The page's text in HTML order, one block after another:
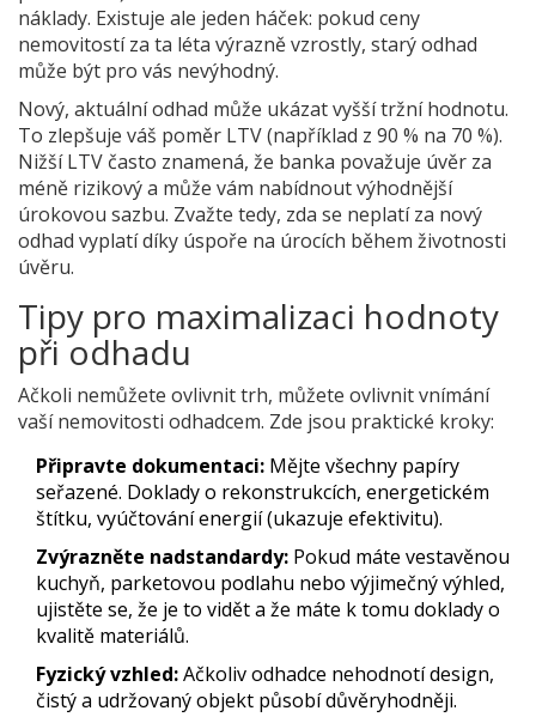
náklady. Existuje ale jeden háček: pokud ceny
nemovitostí za ta léta výrazně vzrostly, starý odhad
může být pro vás nevýhodný.
Nový, aktuální odhad může ukázat vyšší tržní hodnotu.
To zlepšuje váš poměr LTV (například z 90 % na 70 %).
Nižší LTV často znamená, že banka považuje úvěr za
méně rizikový a může vám nabídnout výhodnější
úrokovou sazbu. Zvažte tedy, zda se neplatí za nový
odhad vyplatí díky úspoře na úrocích během životnosti
úvěru.
Tipy pro maximalizaci hodnoty
při odhadu
Ačkoli nemůžete ovlivnit trh, můžete ovlivnit vnímání
vaší nemovitosti odhadcem. Zde jsou praktické kroky:
Připravte dokumentaci: Mějte všechny papíry
seřazené. Doklady o rekonstrukcích, energetickém
štítku, vyúčtování energií (ukazuje efektivitu).
Zvýrazněte nadstandardy: Pokud máte vestavěnou
kuchyň, parketovou podlahu nebo výjimečný výhled,
ujistěte se, že je to vidět a že máte k tomu doklady o
kvalitě materiálů.
Fyzický vzhled:Ačkoliv odhadce nehodnotí design,
čistý a udržovaný objekt působí důvěryhodněji.